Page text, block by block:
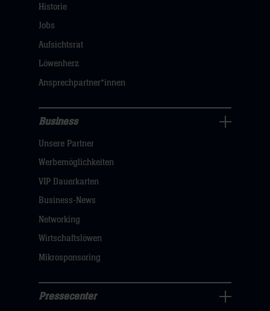
Navigation
öffnen,
hier
Historie
Jobs
Aufsichtsrat
Löwenherz
Ansprechpartner*innen
Navigation
öffnen,
dann
klicken
Business
Unsere Partner
Werbemöglichkeiten
VIP Dauerkarten
Business-News
Networking
Wirtschaftslöwen
Mikrosponsoring
Pressecenter